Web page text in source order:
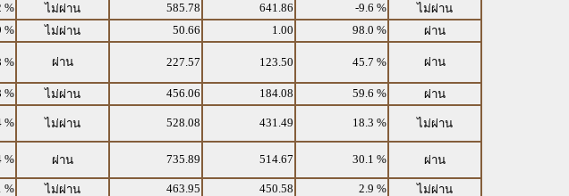
% ไม่ผ่าน 585.78 641.86 -9.6 %
ไม่ผ่าน
% ไม่ผ่าน 50.66 1.00 98.0 %
ผ่าน
% ผ่าน 227.57 123.50 45.7 % ผ่าน
% ไม่ผ่าน 456.06 184.08 59.6 %
ผ่าน
% ไม่ผ่าน 528.08 431.49 18.3 % ไม่ผ่าน
% ผ่าน 735.89 514.67 30.1 % ผ่าน
% ไม่ผ่าน 463.95 450.58 2.9 % ไม่ผ่าน